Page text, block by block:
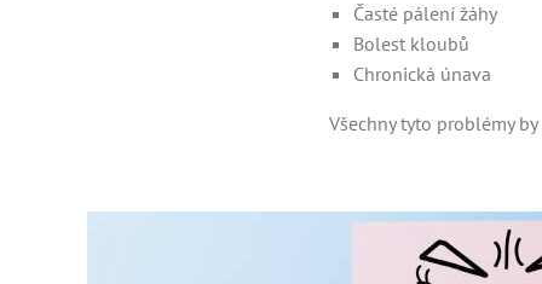
Časté pálení žáhy
Bolest kloubů
Chronická únava
Všechny tyto problémy